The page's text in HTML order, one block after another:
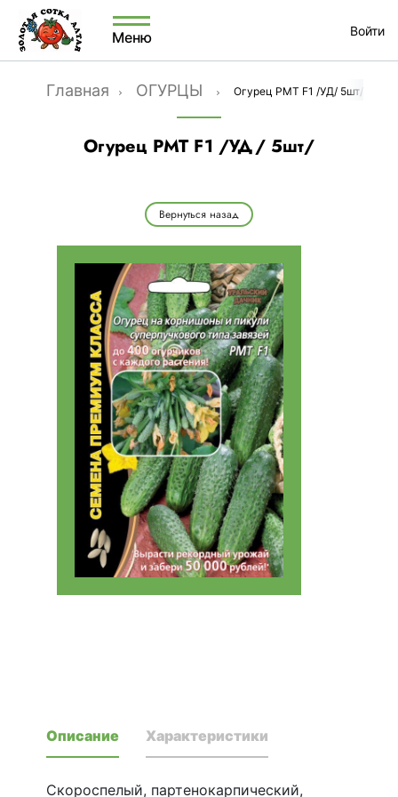
Меню Войти
Главная ОГУРЦЫ Огурец РМТ F1 /УД/ 5шт/
Огурец РМТ F1 /УД/ 5шт/
Вернуться назад
Описание Характеристики
Скороспелый, партенокарпический,